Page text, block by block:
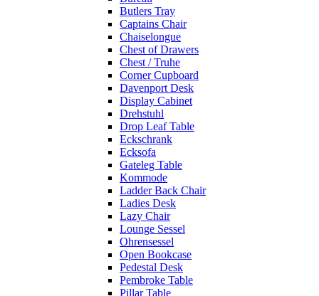
Butlers Tray
Captains Chair
Chaiselongue
Chest of Drawers
Chest / Truhe
Corner Cupboard
Davenport Desk
Display Cabinet
Drehstuhl
Drop Leaf Table
Eckschrank
Ecksofa
Gateleg Table
Kommode
Ladder Back Chair
Ladies Desk
Lazy Chair
Lounge Sessel
Ohrensessel
Open Bookcase
Pedestal Desk
Pembroke Table
Pillar Table